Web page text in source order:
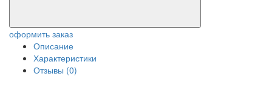
оформить заказ
Описание
Характеристики
Отзывы (0)